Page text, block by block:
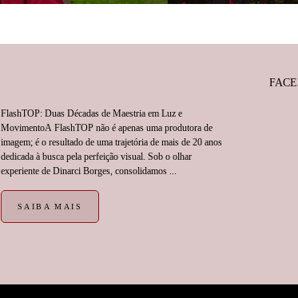
FlashTOP: Duas Décadas de Maestria em Luz e
MovimentoA FlashTOP não é apenas uma produtora de
imagem; é o resultado de uma trajetória de mais de 20 anos
dedicada à busca pela perfeição visual. Sob o olhar
experiente de Dinarci Borges, consolidamos ...
SAIBA MAIS